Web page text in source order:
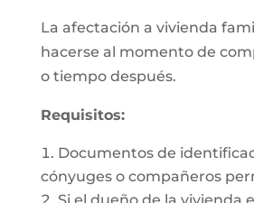
La afectación a vivienda
hacerse al momento de
o tiempo después.
Requisitos:
Documentos de
cónyuges o compañeros